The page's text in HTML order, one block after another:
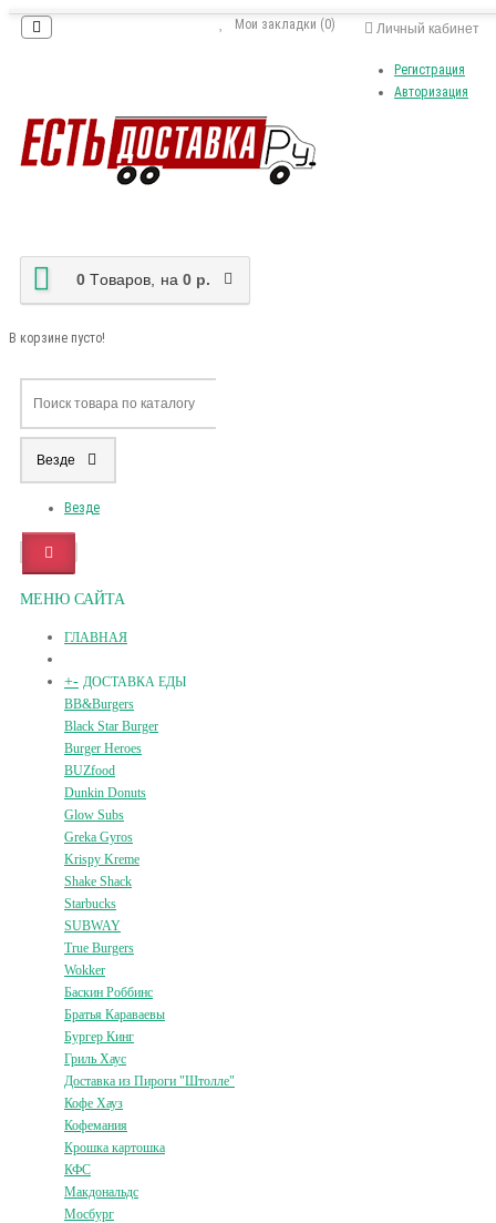
Личный кабинет
Регистрация
Авторизация
Мои закладки (0)
0 Tоваров, на 0 р.
В корзине пусто!
Везде
Везде
МЕНЮ САЙТА
ГЛАВНАЯ
+- ДОСТАВКА ЕДЫ
BB&Burgers
Black Star Burger
Burger Heroes
BUZfood
Dunkin Donuts
Glow Subs
Greka Gyros
Krispy Kreme
Shake Shack
Starbucks
SUBWAY
True Burgers
Wokker
Баскин Роббинс
Братья Караваевы
Бургер Кинг
Гриль Хаус
Доставка из Пироги "Штолле"
Кофе Хауз
Кофемания
Крошка картошка
КФС
Макдональдс
Мосбург